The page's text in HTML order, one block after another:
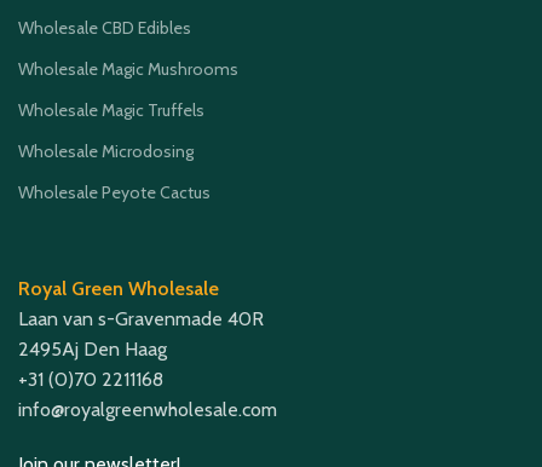
Wholesale CBD Edibles
Wholesale Magic Mushrooms
Wholesale Magic Truffels
Wholesale Microdosing
Wholesale Peyote Cactus
Royal Green Wholesale
Laan van s-Gravenmade 40R
2495Aj Den Haag
+31 (0)70 2211168
info@royalgreenwholesale.com